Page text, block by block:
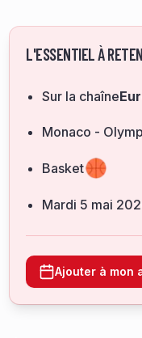
L'ESSENTIEL À
Sur la chaîne
Monaco -
Basket
mardi 5 mai
Ajouter à mon